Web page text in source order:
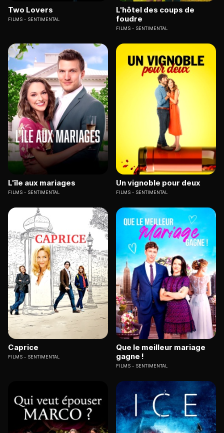
Two Lovers
FILMS SENTIMENTAL
L'hôtel des coups de
foudre
FILMS SENTIMENTAL
L'île aux mariages
FILMS SENTIMENTAL
Un vignoble pour deux
FILMS SENTIMENTAL
Caprice
FILMS SENTIMENTAL
Que le meilleur mariage
gagne !
FILMS SENTIMENTAL